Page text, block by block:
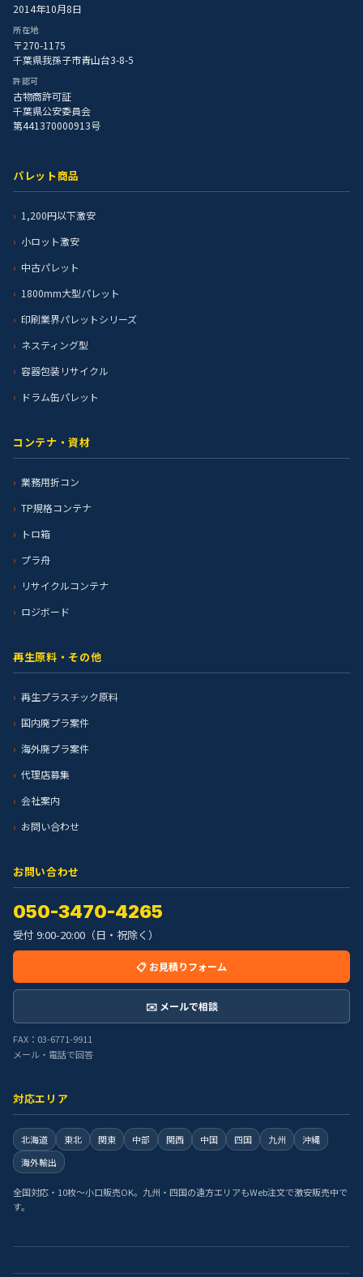
2014年10月8日
所在地
〒270-1175
千葉県我孫子市青山台3-8-5
許認可
古物商許可証
千葉県公安委員会
第441370000913号
パレット商品
1,200円以下激安
小ロット激安
中古パレット
1800mm大型パレット
印刷業界パレットシリーズ
ネスティング型
容器包装リサイクル
ドラム缶パレット
コンテナ・資材
業務用折コン
TP規格コンテナ
トロ箱
プラ舟
リサイクルコンテナ
ロジボード
再生原料・その他
再生プラスチック原料
国内廃プラ案件
海外廃プラ案件
代理店募集
会社案内
お問い合わせ
お問い合わせ
050-3470-4265
受付 9:00-20:00（日・祝除く）
📋 お見積りフォーム
✉️ メールで相談
FAX：03-6771-9911
メール・電話で回答
対応エリア
北海道 東北 関東 中部 関西 中国 四国 九州
沖縄
海外輸出
全国対応・10枚〜小口販売OK。九州・四国の遠方エリアもWeb注文で激安販売中で
す。